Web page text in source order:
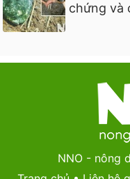
chứng và
NNO - nông